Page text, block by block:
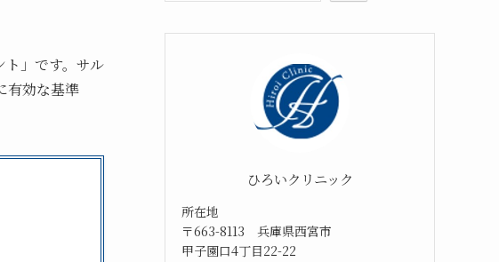
」です。サル
有効な基準
ひろいクリニック
所在地
〒663-8113 兵庫県西宮市
甲子園口4丁目22-22